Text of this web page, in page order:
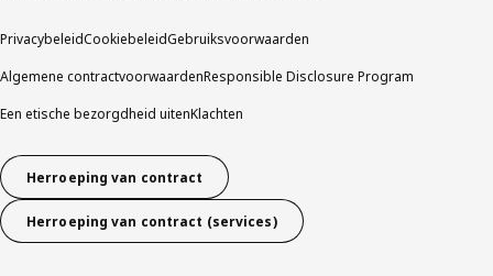
PrivacybeleidCookiebeleidGebruiksvoorwaarden
Algemene contractvoorwaardenResponsible Disclosure Program
Een etische bezorgdheid uitenKlachten
Herroeping van contract
Herroeping van contract (services)